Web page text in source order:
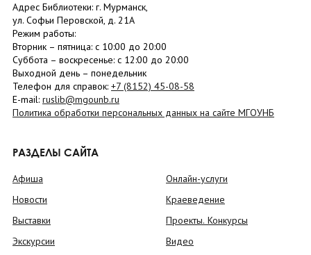
Адрес Библиотеки: г. Мурманск,
ул. Софьи Перовской, д. 21А
Режим работы:
Вторник – пятница: с 10:00 до 20:00
Суббота – воскресенье: c 12:00 до 20:00
Выходной день – понедельник
Телефон для справок: +7 (8152) 45-08-58
E-mail: ruslib@mgounb.ru
Политика обработки персональных данных на сайте МГОУНБ
РАЗДЕЛЫ САЙТА
Афиша
Новости
Выставки
Экскурсии
Онлайн-услуги
Краеведение
Проекты. Конкурсы
Видео